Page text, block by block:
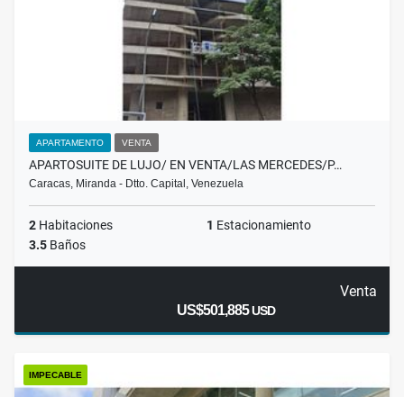
APARTAMENTO VENTA
APARTOSUITE DE LUJO/ EN VENTA/LAS MERCEDES/P…
Caracas, Miranda - Dtto. Capital, Venezuela
2 Habitaciones 1 Estacionamiento
3.5 Baños
Venta
US$501,885USD
IMPECABLE